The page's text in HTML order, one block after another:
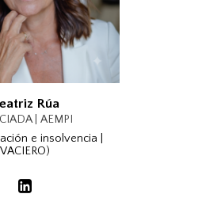
Rúa
| AEMPI
e insolvencia |
VACIERO)